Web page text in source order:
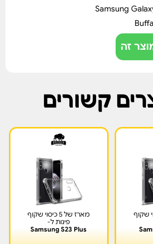
Samsung
זה
קשורים
כיסוי שקוף
מארז של 5 כיסוי שקוף
פינות ל-
Samsung S23 Plus